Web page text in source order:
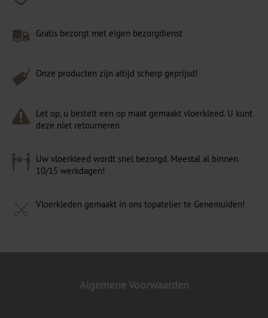
Gratis bezorgt met eigen bezorgdienst
Onze producten zijn altijd scherp geprijsd!
Let op, u bestelt een op maat gemaakt vloerkleed. U kunt
deze niet retourneren
Uw vloerkleed wordt snel bezorgd. Meestal al binnen
10/15 werkdagen!
Vloerkleden gemaakt in ons topatelier te Genemuiden!
Algemene Voorwaarden